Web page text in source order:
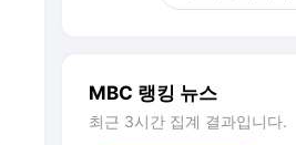
MBC 랭킹 뉴스
최근 3시간 집계 결과입니다.